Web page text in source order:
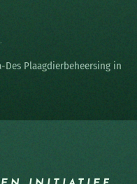
Plaagdierbeheersing in